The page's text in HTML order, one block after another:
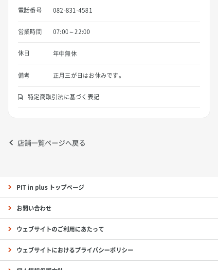
電話番号 082-831-4581
営業時間 07:00～22:00
休日 年中無休
備考 正月三が日はお休みです。
特定商取引法に基づく表記
店舗一覧ページへ戻る
PIT in plus トップページ
お問い合わせ
ウェブサイトのご利用にあたって
ウェブサイトにおけるプライバシーポリシー